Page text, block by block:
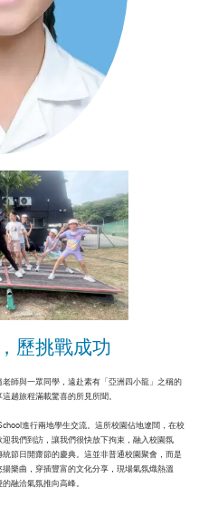
歷挑戰成功
師與一眾同學，遠赴素有「亞洲四小龍」之稱的
趟旅程滿載驚喜的所見所聞。
進行兩地學生交流。這所校園佔地遼闊，在校
我們到訪，讓我們很快放下拘束，融入校園氛
節日開齋節的慶典。這並非普通校園聚會，而是
樂曲，穿插豐富的文化分享，現場氣氛熾熱溫
融洽氣氛推向高峰。